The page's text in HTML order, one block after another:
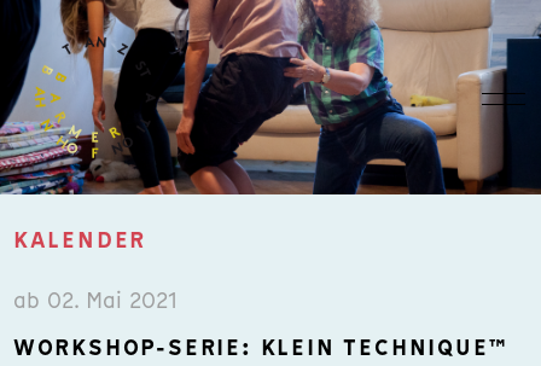
KALENDER
ab 02. Mai 2021
WORKSHOP-SERIE: KLEIN TECHNIQUE™